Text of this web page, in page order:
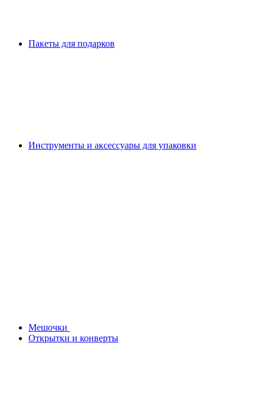
Пакеты для подарков
Инструменты и аксессуары для упаковки
Мешочки
Открытки и конверты